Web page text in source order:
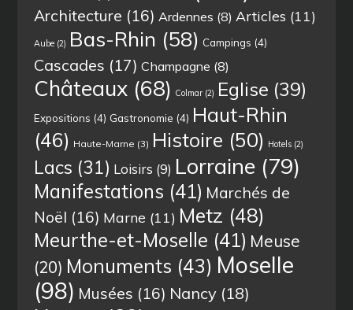
Architecture (16) Ardennes (8) Articles (11)
Aube (2) Bas-Rhin (58) Campings (4)
Cascades (17) Champagne (8)
Châteaux (68) Colmar (2) Eglise (39)
Expositions (4) Gastronomie (4) Haut-Rhin
(46) Haute-Marne (3) Histoire (50) Hotels (2)
Lacs (31) Loisirs (9) Lorraine (79)
Manifestations (41) Marchés de
Noël (16) Marne (11) Metz (48)
Meurthe-et-Moselle (41) Meuse
(20) Monuments (43) Moselle
(98) Musées (16) Nancy (18)